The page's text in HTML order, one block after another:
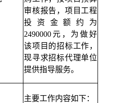
审核报告，项目工程
投资金额约 为
2490000 元，为做好
该项目的招标工作，
现寻求招标代理单位
提供指导服务。
主要工作内容如下：